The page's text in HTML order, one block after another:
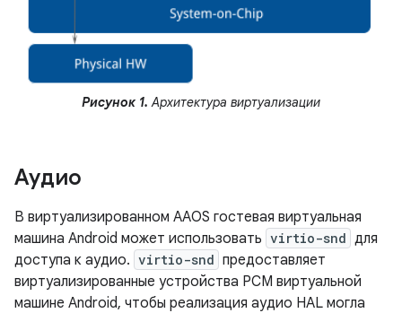
Рисунок 1. Архитектура виртуализации
Аудио
В виртуализированном AAOS гостевая виртуальная
машина Android может использовать virtio-snd для
доступа к аудио. virtio-snd предоставляет
виртуализированные устройства PCM виртуальной
машине Android, чтобы реализация аудио HAL могла